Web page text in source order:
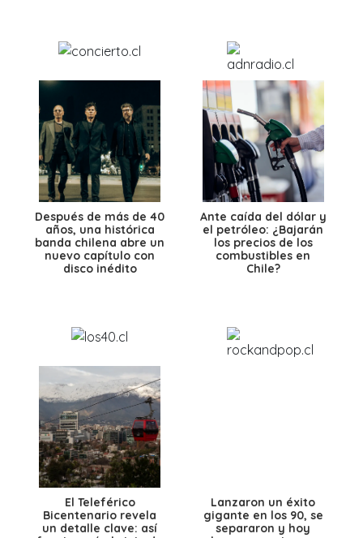
Después de más de 40
años, una histórica
banda chilena abre un
nuevo capítulo con
disco inédito
Ante caída del dólar y
el petróleo: ¿Bajarán
los precios de los
combustibles en
Chile?
El Teleférico
Bicentenario revela
un detalle clave: así
Lanzaron un éxito
gigante en los 90, se
separaron y hoy